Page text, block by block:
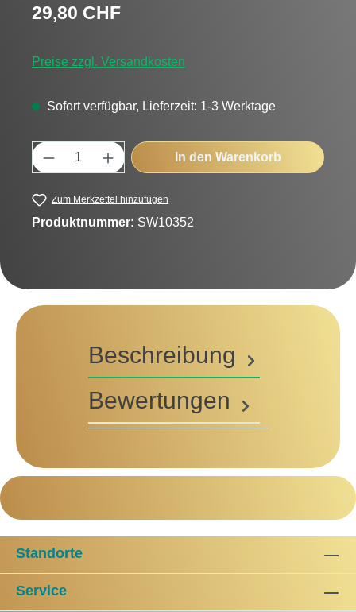
Regulärer Preis:
29,80 CHF
Preise zzgl. Versandkosten
Sofort verfügbar, Lieferzeit: 1-3 Werktage
Produkt Anzahl: Gib den gewünschten
In den Warenkorb
Zum Merkzettel hinzufügen
Produktnummer: SW10352
Beschreibung
Bewertungen
Standorte
Service